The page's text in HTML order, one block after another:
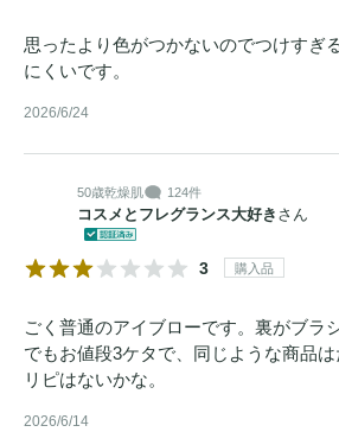
思ったより色がつかないのでつけすぎ
にくいです。
2026/6/24
50歳乾燥肌 124件
コスメとフレグランス大好き さん
3 購入品
ごく普通のアイブローです。裏がブラ
でもお値段3ケタで、同じような商品は
リピはないかな。
2026/6/14